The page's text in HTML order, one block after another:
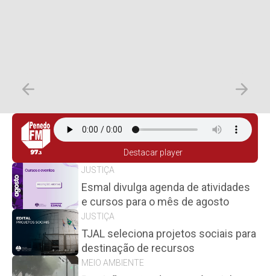
Destacar player
JUSTIÇA
Esmal divulga agenda de atividades
e cursos para o mês de agosto
JUSTIÇA
TJAL seleciona projetos sociais para
destinação de recursos
MEIO AMBIENTE